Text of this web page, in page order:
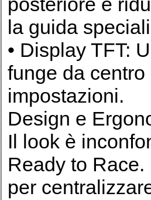
la guida
• Display TFT:
funge da
impostazioni.
Design e
Il look è
Ready to
per